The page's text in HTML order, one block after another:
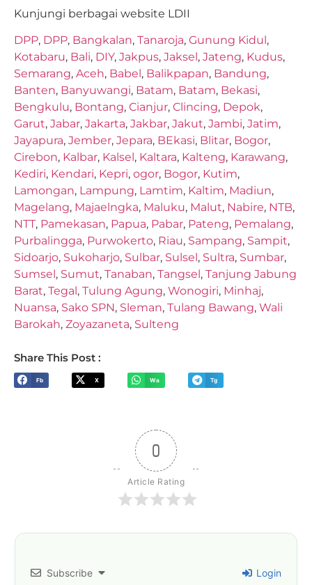
Kunjungi berbagai website LDII
DPP, DPP, Bangkalan, Tanaroja, Gunung Kidul ,
Kotabaru, Bali, DIY, Jakpus, Jaksel , Jateng, Kudus,
Semarang, Aceh, Babel , Balikpapan, Bandung,
Banten, Banyuwangi, Batam, Batam, Bekasi,
Bengkulu, Bontang, Cianjur, Clincing, Depok,
Garut, Jabar, Jakarta, Jakbar, Jakut, Jambi, Jatim,
Jayapura, Jember, Jepara, BEkasi, Blitar, Bogor,
Cirebon, Kalbar, Kalsel , Kaltara, Kalteng, Karawang,
Kediri, Kendari, Kepri, ogor, Bogor, Kutim,
Lamongan, Lampung, Lamtim, Kaltim, Madiun,
Magelang, Majaelngka, Maluku, Malut, Nabire, NTB,
NTT, Pamekasan, Papua, Pabar, Pateng, Pemalang,
Purbalingga, Purwokerto, Riau, Sampang, Sampit,
Sidoarjo, Sukoharjo, Sulbar, Sulsel , Sultra, Sumbar,
Sumsel , Sumut, Tanaban, Tangsel , Tanjung Jabung
Barat, Tegal , Tulung Agung, Wonogiri, Minhaj,
Nuansa, Sako SPN, Sleman, Tulang Bawang, Wali
Barokah, Zoyazaneta, Sulteng
Share This Post :
Fb X Wa Tg
0
Article Rating
Subscribe Login